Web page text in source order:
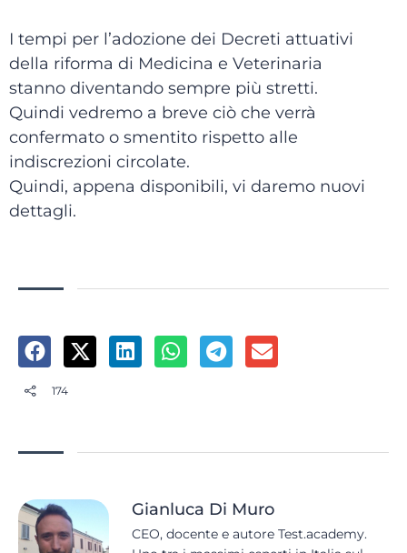
I tempi per l’adozione dei Decreti attuativi
della riforma di Medicina e Veterinaria
stanno diventando sempre più stretti.
Quindi vedremo a breve ciò che verrà
confermato o smentito rispetto alle
indiscrezioni circolate.
Quindi, appena disponibili, vi daremo nuovi
dettagli.
174
Gianluca Di Muro
CEO, docente e autore Test.academy.